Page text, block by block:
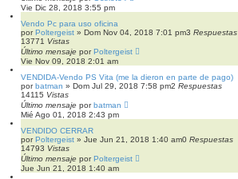
Vie Dic 28, 2018 3:55 pm
Vendo Pc para uso oficina
porPoltergeist » Dom Nov 04, 2018 7:01 pm3 Respuestas
13771 Vistas
Último mensaje porPoltergeist
Vie Nov 09, 2018 2:01 am
VENDIDA-Vendo PS Vita (me la dieron en parte de pago)
porbatman » Dom Jul 29, 2018 7:58 pm2 Respuestas
14115 Vistas
Último mensaje porbatman
Mié Ago 01, 2018 2:43 pm
VENDIDO CERRAR
porPoltergeist » Jue Jun 21, 2018 1:40 am0 Respuestas
14793 Vistas
Último mensaje porPoltergeist
Jue Jun 21, 2018 1:40 am